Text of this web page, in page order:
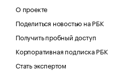
О проекте
Поделиться новостью на РБК
Получить пробный доступ
Корпоративная подписка РБК
Стать экспертом